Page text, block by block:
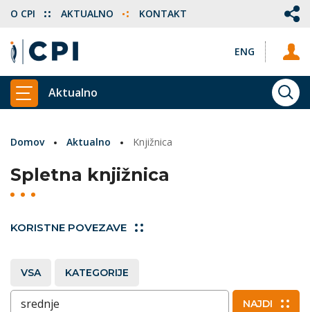
ENG
O CPI AKTUALNO KONTAKT
PRIKAŽI GLAVNI MENI
Aktualno
Domov Aktualno Knjižnica
Spletna knjižnica
KORISTNE POVEZAVE
VSA KATEGORIJE
Vnesite ključne besede NAJDI